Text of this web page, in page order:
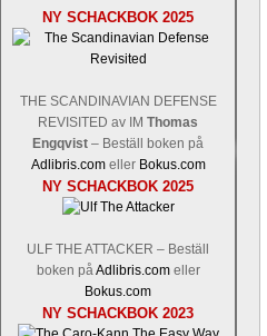
NY SCHACKBOK 2025
THE SCANDINAVIAN DEFENSE
REVISITED av IM Thomas
Engqvist – Beställ boken på
Adlibris.comeller Bokus.com
NY SCHACKBOK 2025
ULF THE ATTACKER – Beställ
boken påAdlibris.comeller
Bokus.com
NY SCHACKBOK 2023